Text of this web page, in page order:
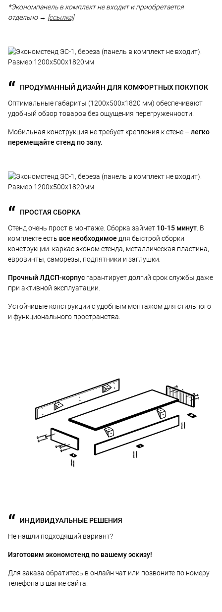
*Экономпанель в комплект не входит и приобретается
отдельно → [ссылка]
ПРОДУМАННЫЙ ДИЗАЙН ДЛЯ КОМФОРТНЫХ ПОКУПОК
Оптимальные габариты (1200х500х1820 мм) обеспечивают
удобный обзор товаров без ощущения перегруженности.
Мобильная конструкция не требует крепления к стене – легко
перемещайте стенд по залу.
ПРОСТАЯ СБОРКА
Стенд очень прост в монтаже. Сборка займет 10-15 минут . В
комплекте есть все необходимое для быстрой сборки
конструкции: каркас эконом стенда, металлическая пластина,
евровинты, саморезы, подпятники и заглушки.
Прочный ЛДСП-корпус гарантирует долгий срок службы даже
при активной эксплуатации.
Устойчивые конструкции с удобным монтажом для стильного
и функционального пространства.
ИНДИВИДУАЛЬНЫЕ РЕШЕНИЯ
Не нашли подходящий вариант?
Изготовим экономстенд по вашему эскизу!
Для заказа обратитесь в онлайн чат или позвоните по номеру
телефона в шапке сайта.